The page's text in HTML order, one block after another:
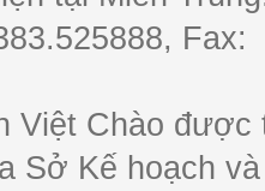
Việt Chào được
Sở Kế hoạch